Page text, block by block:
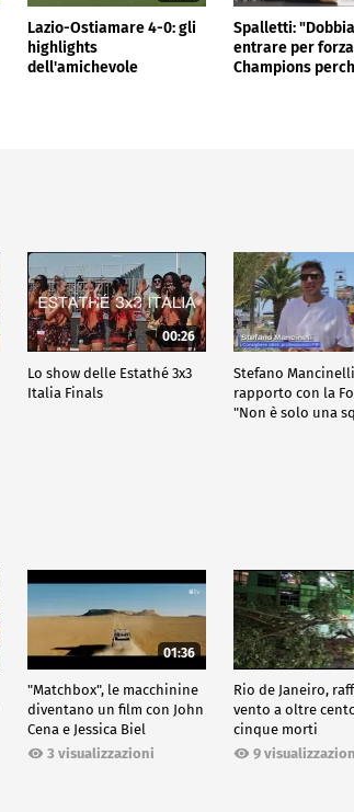
Lazio-Ostiamare 4-0: gli
highlights
dell'amichevole
Spalletti:
entrare per
Champions
00:26
Lo show delle Estathé 3x3
Italia Finals
Stefano
rapporto con la
"Non è solo una
01:36
"Matchbox", le macchinine
diventano un film con John
Cena e Jessica Biel
3 visualizzazioni
Rio de Janeiro,
vento a oltre
cinque morti
9